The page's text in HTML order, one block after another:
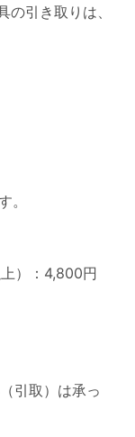
引き取りは、
。
）：4,800円
引取）は承っ